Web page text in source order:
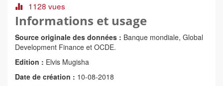
1128 vues
Informations et usage
Source originale des données : Banque mondiale, Global
Development Finance et OCDE.
Edition : Elvis Mugisha
Date de création : 10-08-2018